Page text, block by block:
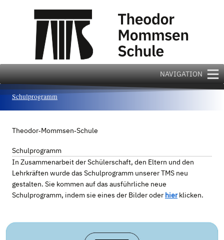
NAVIGATION
Schulprogramm
Theodor‐Mommsen‐Schule
Schulprogramm
In Zusammenarbeit der Schülerschaft, den Eltern und den
Lehrkräften wurde das Schulprogramm unserer TMS neu
gestalten. Sie kommen auf das ausführliche neue
Schulprogramm, indem sie eines der Bilder oder hierklicken.